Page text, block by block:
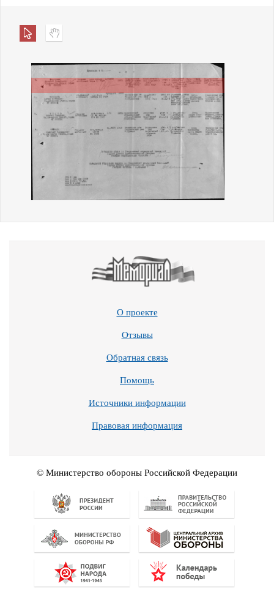
О проекте
Отзывы
Обратная связь
Помощь
Источники информации
Правовая информация
© Министерство обороны Российской Федерации